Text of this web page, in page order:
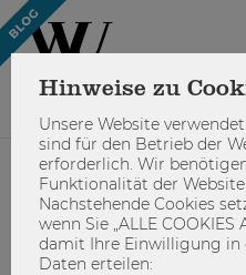
#austria
Hinweise zu
Unsere Website
sind für den Betrieb der
erforderlich. Wir
Funktionalität der
Nachstehende Cookies
wenn Sie „ALLE COOKIES
damit Ihre Einwilligung in
Daten erteilen: